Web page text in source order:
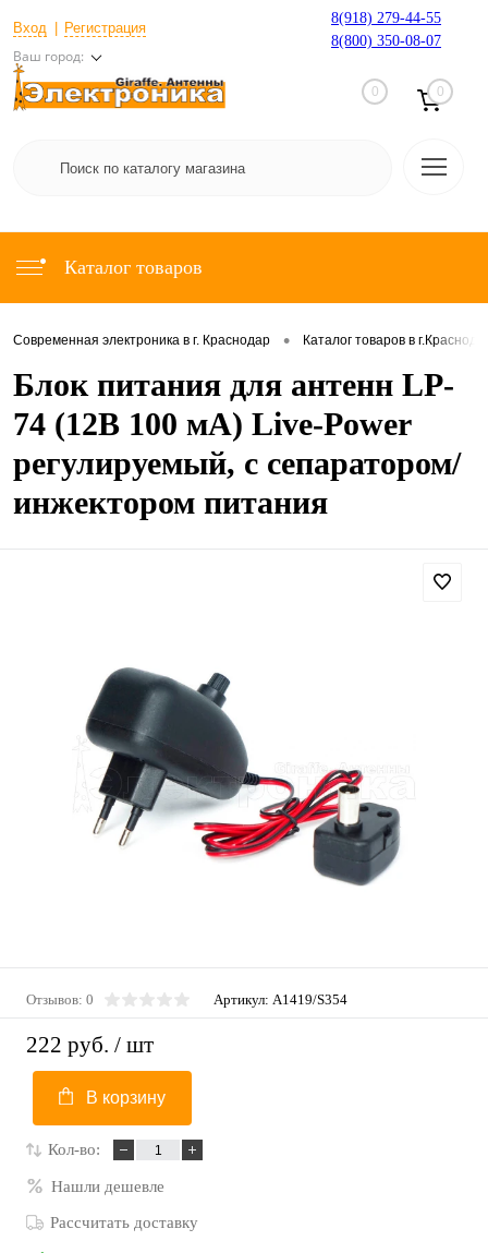
Вход Регистрация
Ваш город:
8(918) 279-44-55
8(800) 350-08-07
0 0
Каталог товаров
Современная электроника в г. Краснодар • Каталог товаров в
Блок питания для антенн LP-
74 (12В 100 мА) Live-Power
регулируемый, с сепаратором/
инжектором питания
Отзывов: 0 Артикул: A1419/S354
222 руб. / шт
В корзину
Кол-во:
Нашли дешевле
Рассчитать доставку